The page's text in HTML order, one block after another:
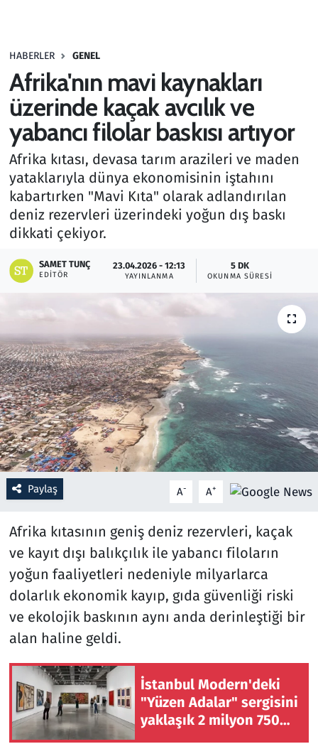
HABERLER GENEL
Afrika'nın mavi kaynakları
üzerinde kaçak avcılık ve
yabancı filolar baskısı artıyor
Afrika kıtası, devasa tarım arazileri ve maden
yataklarıyla dünya ekonomisinin iştahını
kabartırken "Mavi Kıta" olarak adlandırılan
deniz rezervleri üzerindeki yoğun dış baskı
dikkati çekiyor.
SAMET TUNÇ
EDITÖR
23.04.2026 - 12:13
YAYINLANMA
5 DK
OKUNMA SÜRESI
Paylaş A- A+
Afrika kıtasının geniş deniz rezervleri, kaçak
ve kayıt dışı balıkçılık ile yabancı filoların
yoğun faaliyetleri nedeniyle milyarlarca
dolarlık ekonomik kayıp, gıda güvenliği riski
ve ekolojik baskının aynı anda derinleştiği bir
alan haline geldi.
İstanbul Modern'deki
"Yüzen Adalar" sergisini
yaklaşık 2 milyon 750
Haber
Kültür Sanat
Kurumsal Haberler
Lezzet Durağı
Memur ve Kamu
Otomobil
Oyun
Ramazan
Resmi İlanlar
Rüya Tabirleri
Sağlık
Savunma Sanayi
Seçim 2023
Spor
Teknoloji ve Bilim
Televizyon